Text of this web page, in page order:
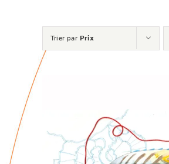
Trier par Prix